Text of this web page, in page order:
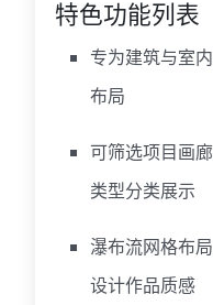
特色功能列表
专为建筑与室
布局
可筛选项目画
类型分类展示
瀑布流网格布
设计作品质感